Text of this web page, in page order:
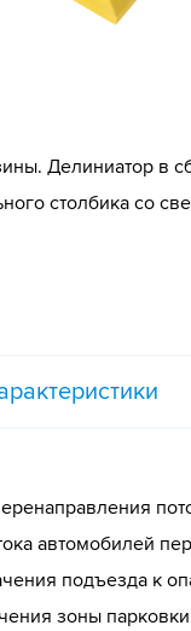
Делиниатор в
столбика cо
автомобилей
подъезда к
зоны